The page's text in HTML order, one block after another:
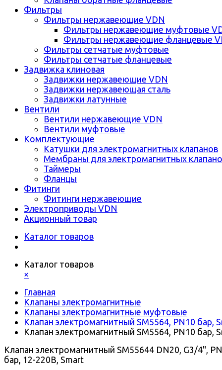
Фильтры
Фильтры нержавеющие VDN
Фильтры нержавеющие муфтовые
Фильтры нержавеющие фланцевые
Фильтры сетчатые муфтовые
Фильтры сетчатые фланцевые
Задвижка клиновая
Задвижки нержавеющие VDN
Задвижки нержавеющая сталь
Задвижки латунные
Вентили
Вентили нержавеющие VDN
Вентили муфтовые
Комплектующие
Катушки для электромагнитных клапанов
Мембраны для электромагнитных
Таймеры
Фланцы
Фитинги
Фитинги нержавеющие
Электроприводы VDN
Акционный товар
Каталог товаров
Каталог товаров
×
Главная
Клапаны электромагнитные
Клапаны электромагнитные муфтовые
Клапан электромагнитный SM5564, PN10 бар,
Клапан электромагнитный SM5564, PN10 бар,
Клапан электромагнитный SM55644 DN20, G3/4",
бар, 12-220В, Smart